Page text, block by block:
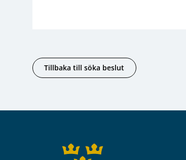
Tillbaka till söka beslut